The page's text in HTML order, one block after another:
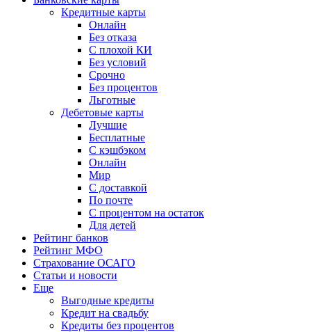
Кредитные карты
Онлайн
Без отказа
С плохой КИ
Без условий
Срочно
Без процентов
Льготные
Дебетовые карты
Лучшие
Бесплатные
С кэшбэком
Онлайн
Мир
С доставкой
По почте
С процентом на остаток
Для детей
Рейтинг банков
Рейтинг МФО
Страхование ОСАГО
Статьи и новости
Еще
Выгодные кредиты
Кредит на свадьбу
Кредиты без процентов